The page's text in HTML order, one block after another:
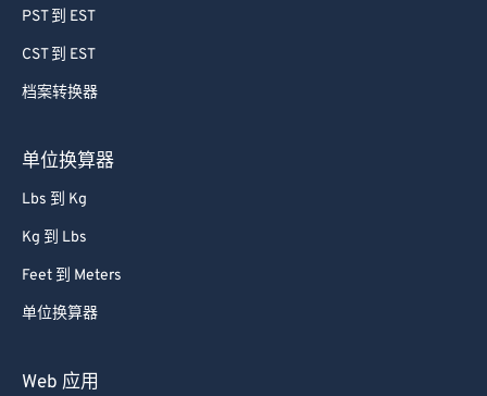
PST 到 EST
CST 到 EST
档案转换器
单位换算器
Lbs 到 Kg
Kg 到 Lbs
Feet 到 Meters
单位换算器
Web 应用